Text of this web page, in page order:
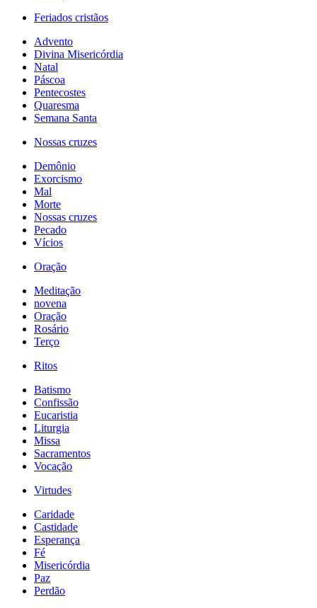
Feriados cristãos
Advento
Divina Misericórdia
Natal
Páscoa
Pentecostes
Quaresma
Semana Santa
Nossas cruzes
Demônio
Exorcismo
Mal
Morte
Nossas cruzes
Pecado
Vícios
Oração
Meditação
novena
Oração
Rosário
Terço
Ritos
Batismo
Confissão
Eucaristia
Liturgia
Missa
Sacramentos
Vocação
Virtudes
Caridade
Castidade
Esperança
Fé
Misericórdia
Paz
Perdão